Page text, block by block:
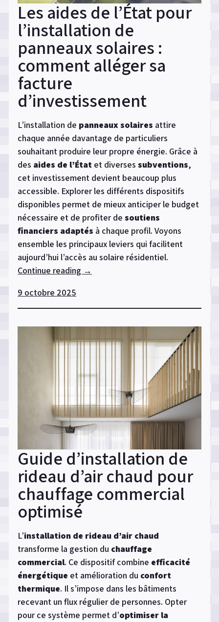
Les aides de l’État pour
l’installation de
panneaux solaires :
comment alléger sa
facture
d’investissement
L’installation de panneaux solaires attire
chaque année davantage de particuliers
souhaitant produire leur propre énergie. Grâce à
des aides de l’État et diverses subventions,
cet investissement devient beaucoup plus
accessible. Explorer les différents dispositifs
disponibles permet de mieux anticiper le budget
nécessaire et de profiter de soutiens
financiers adaptés à chaque profil. Voyons
ensemble les principaux leviers qui facilitent
aujourd’hui l’accès au solaire résidentiel.
Continue reading « Les
l’État
l’installation
solaires
:
comment
alléger
sa
d’investissement »
→
9 octobre 2025
Guide d’installation de
rideau d’air chaud pour
chauffage commercial
optimisé
L’installation de rideau d’air chaud
transforme la gestion du chauffage
commercial. Ce dispositif combine efficacité
énergétique et amélioration du confort
thermique. Il s’impose dans les bâtiments
recevant un flux régulier de personnes. Opter
pour ce système permet d’optimiser la